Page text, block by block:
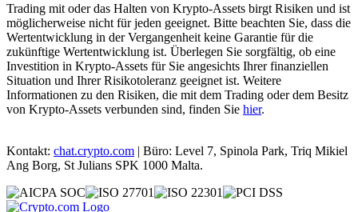
Trading mit oder das Halten von Krypto-Assets birgt Risiken und ist
möglicherweise nicht für jeden geeignet. Bitte beachten Sie, dass die
Wertentwicklung in der Vergangenheit keine Garantie für die
zukünftige Wertentwicklung ist. Überlegen Sie sorgfältig, ob eine
Investition in Krypto-Assets für Sie angesichts Ihrer finanziellen
Situation und Ihrer Risikotoleranz geeignet ist. Weitere
Informationen zu den Risiken, die mit dem Trading oder dem Besitz
von Krypto-Assets verbunden sind, finden Sie hier.
Kontakt: chat.crypto.com | Büro: Level 7, Spinola Park, Triq Mikiel
Ang Borg, St Julians SPK 1000 Malta.